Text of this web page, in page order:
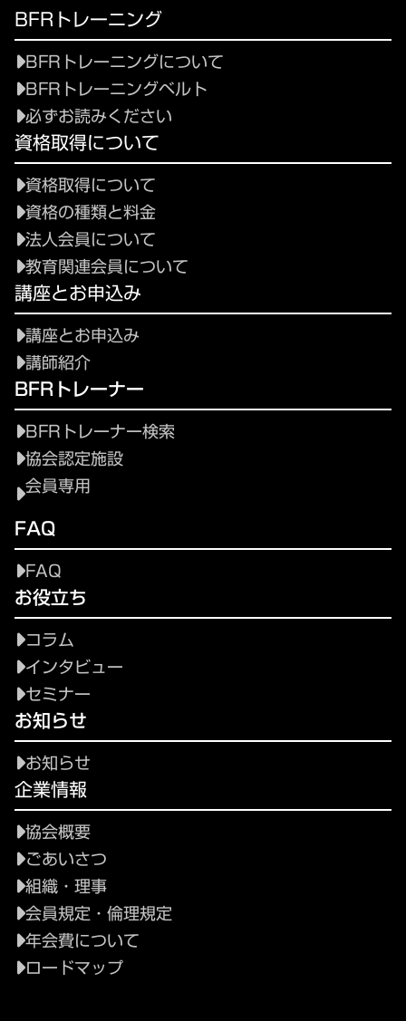
BFRトレーニング
BFRトレーニングについて
BFRトレーニングベルト
必ずお読みください
資格取得について
資格取得について
資格の種類と料金
法人会員について
教育関連会員について
講座とお申込み
講座とお申込み
講師紹介
BFRトレーナー
BFRトレーナー検索
協会認定施設
会員専用
FAQ
FAQ
お役立ち
コラム
インタビュー
セミナー
お知らせ
お知らせ
企業情報
協会概要
ごあいさつ
組織・理事
会員規定・倫理規定
年会費について
ロードマップ